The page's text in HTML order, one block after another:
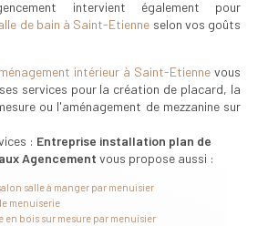
intervient également pour
de bain à Saint-Etienne selon vos goûts
intérieur à Saint-Etienne vous
services pour la création de placard, la
ou l'aménagement de mezzanine sur
: Entreprise installation plan de
Agencement vous propose aussi :
salle à manger par menuisier
menuiserie
en bois sur mesure par menuisier